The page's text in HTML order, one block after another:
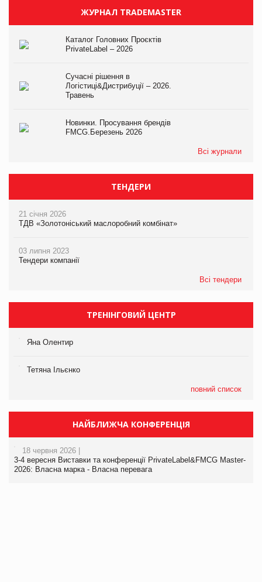
ЖУРНАЛ TRADEMASTER
Каталог Головних Проєктів
PrivateLabel – 2026
Сучасні рішення в
Логістиці&Дистрибуції – 2026.
Травень
Новинки. Просування брендів
FMCG.Березень 2026
Всі журнали
ТЕНДЕРИ
21 січня 2026
ТДВ «Золотоніський маслоробний комбінат»
03 липня 2023
Тендери компанії
Всі тендери
ТРЕНІНГОВИЙ ЦЕНТР
Яна Олентир
Тетяна Ільєнко
повний список
НАЙБЛИЖЧА КОНФЕРЕНЦІЯ
18 червня 2026 |
3-4 вересня Виставки та конференції PrivateLabel&FMCG Master-
2026: Власна марка - Власна перевага